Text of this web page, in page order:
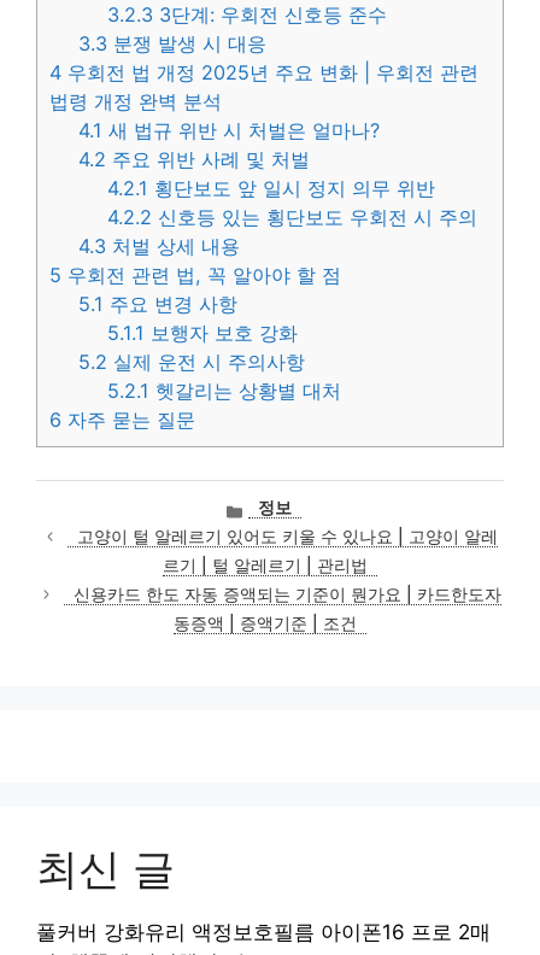
3.2.3 3단계: 우회전 신호등 준수
3.3 분쟁 발생 시 대응
4 우회전 법 개정 2025년 주요 변화 | 우회전 관련
법령 개정 완벽 분석
4.1 새 법규 위반 시 처벌은 얼마나?
4.2 주요 위반 사례 및 처벌
4.2.1 횡단보도 앞 일시 정지 의무 위반
4.2.2 신호등 있는 횡단보도 우회전 시 주의
4.3 처벌 상세 내용
5 우회전 관련 법, 꼭 알아야 할 점
5.1 주요 변경 사항
5.1.1 보행자 보호 강화
5.2 실제 운전 시 주의사항
5.2.1 헷갈리는 상황별 대처
6 자주 묻는 질문
카
테
고
리
정보
고양이 털 알레르기 있어도 키울 수 있나요 | 고양이 알레
르기 | 털 알레르기 | 관리법
신용카드 한도 자동 증액되는 기준이 뭔가요 | 카드한도자
동증액 | 증액기준 | 조건
최신 글
풀커버 강화유리 액정보호필름 아이폰16 프로 2매